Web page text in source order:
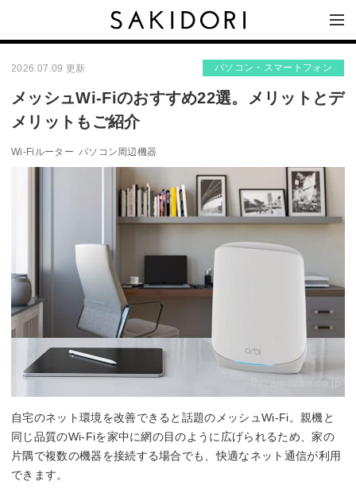
2026.07.09 更新 パソコン・スマートフォン
メッシュWi-Fiのおすすめ22選。メリットとデ
メリットもご紹介
Wi-Fiルーター パソコン周辺機器
amazon.co.jp
自宅のネット環境を改善できると話題のメッシュWi-Fi。親機と
同じ品質のWi-Fiを家中に網の目のように広げられるため、家の
片隅で複数の機器を接続する場合でも、快適なネット通信が利用
できます。